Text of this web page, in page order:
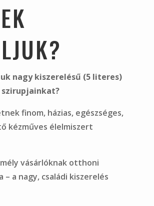
nagy kiszerelésű (5 literes)
finom, házias, egészséges,
kézműves élelmiszert
vásárlóknak otthoni
– a nagy, családi kiszerelés